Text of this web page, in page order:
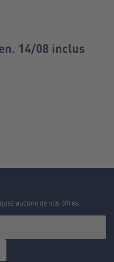
14/08 inclus
aucune de nos offres.